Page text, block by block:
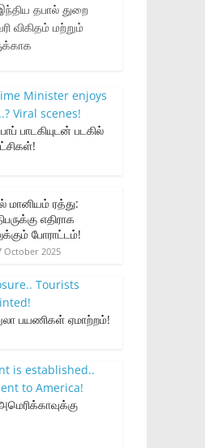
தபால் துறை
விகிதம் மற்றும்
பாடகியுடன் படகில்
மானியம் ரத்து:
எதிராக
போராட்டம்!
October 2025
பயணிகள் ஏமாற்றம்!